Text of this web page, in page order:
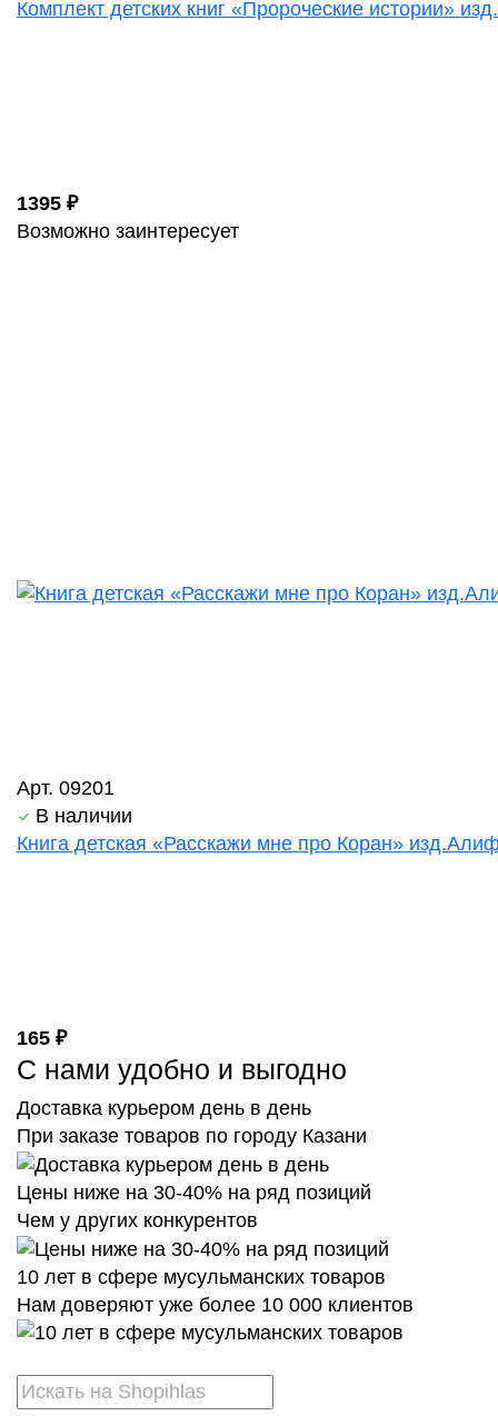
Комплект детских книг «Пророческие истории»
1395 ₽
Возможно заинтересует
Арт. 09201
В наличии
Книга детская «Расскажи мне про Коран»
165 ₽
С нами удобно и выгодно
Доставка курьером день в день
При заказе товаров по городу Казани
Цены ниже на 30-40% на ряд позиций
Чем у других конкурентов
10 лет в сфере мусульманских товаров
Нам доверяют уже более 10 000 клиентов